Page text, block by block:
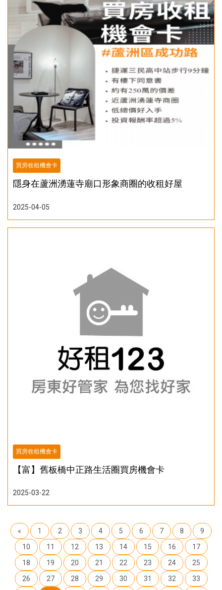
買房收租機會卡
隱身在蘆洲湧蓮寺廟口形象商圈的收租好屋
2025-04-05
買房收租機會卡
【富】舊板橋中正路生活圈買房機會卡
2025-03-22
« 1 2 3 4 5 6 7 8
9
10
11 12 13 14 15 16
17
18
19 20 21 22 23 24
25
26
27 28 29 30 31 32
33